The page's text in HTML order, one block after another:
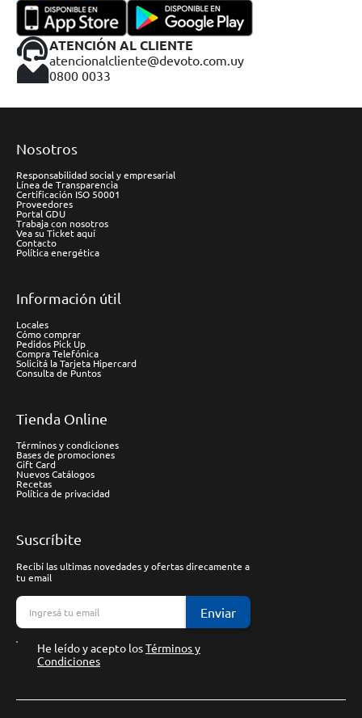
ATENCIÓN AL CLIENTE
atencionalcliente@devoto.com.uy
0800 0033
Nosotros
Responsabilidad social y empresarial
Línea de Transparencia
Certificación ISO 50001
Proveedores
Portal GDU
Trabaja con nosotros
Vea su Ticket aquí
Contacto
Política energética
Información útil
Locales
Cómo comprar
Pedidos Pick Up
Compra Telefónica
Solicitá la Tarjeta Hipercard
Consulta de Puntos
Tienda Online
Términos y condiciones
Bases de promociones
Gift Card
Nuevos Catálogos
Recetas
Política de privacidad
Suscríbite
Recibí las ultimas novedades y ofertas direcamente a
tu email
Enviar
He leído y acepto losTérminos y
Condiciones